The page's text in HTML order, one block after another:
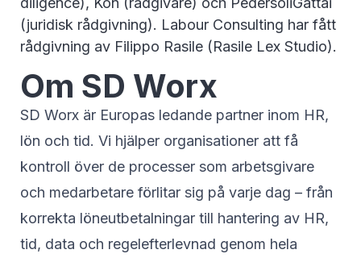
(juridisk rådgivning). Labour Consulting har fått
rådgivning av Filippo Rasile (Rasile Lex Studio).
Om SD Worx
SD Worx är Europas ledande partner inom HR,
lön och tid. Vi hjälper organisationer att få
kontroll över de processer som arbetsgivare
och medarbetare förlitar sig på varje dag – från
korrekta löneutbetalningar till hantering av HR,
tid, data och regelefterlevnad genom hela